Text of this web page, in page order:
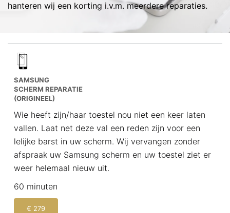
hanteren wij een korting i.v.m. meerdere reparaties.
SAMSUNG
SCHERM REPARATIE
(ORIGINEEL)
Wie heeft zijn/haar toestel nou niet een keer laten
vallen. Laat net deze val een reden zijn voor een
lelijke barst in uw scherm. Wij vervangen zonder
afspraak uw Samsung scherm en uw toestel ziet er
weer helemaal nieuw uit.
60 minuten
€ 279